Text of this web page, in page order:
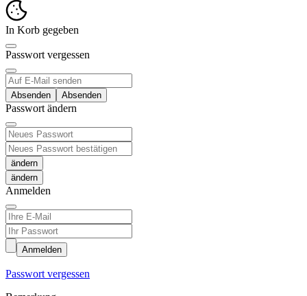
In Korb gegeben
Passwort vergessen
Absenden
Passwort ändern
ändern
Anmelden
Anmelden
Passwort vergessen